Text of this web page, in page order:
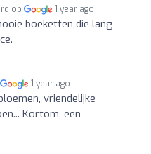
op 1 year ago
boeketten die lang
1 year ago
vriendelijke
Kortom, een